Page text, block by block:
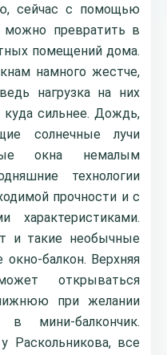
сейчас с помощью
можно превратить в
помещений дома.
намного жестче,
нагрузка на них
сильнее. Дождь,
солнечные лучи
окна немалым
технологии
прочности и с
характеристиками.
и такие необычные
балкон. Верхняя
открываться
при желании
в мини-балкончик.
Раскольникова, все